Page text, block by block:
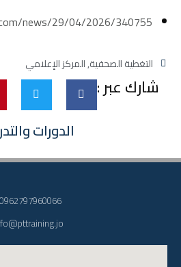
الدورات
news/29/04/2026/340755/
التغطية الصحفية,المركز الإعلامي
شارك عبر :